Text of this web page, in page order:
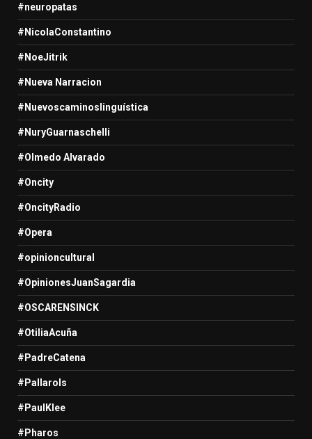
#neuropatas
#NicolaConstantino
#NoeJitrik
#Nueva Narracion
#Nuevoscaminoslinguística
#NuryGuarnaschelli
#Olmedo Alvarado
#Oncity
#OncityRadio
#Opera
#opinioncultural
#OpinionesJuanSagardia
#OSCARENSINCK
#OtiliaAcuña
#PadreCatena
#Pallarols
#PaulKlee
#Pharos